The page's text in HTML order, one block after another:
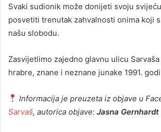
Svaki sudionik može donijeti svoju
posvetiti trenutak zahvalnosti onima koji
našu slobodu.
Zasvijetlimo zajedno glavnu ulicu
hrabre, znane i neznane junake 1991.
Informacija je preuzeta iz objave u
Sarvaš, autorica objave: Jasna Gernhardt